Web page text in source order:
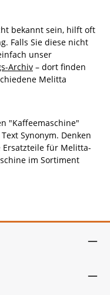
bekannt sein, hilft oft
Falls Sie diese nicht
unser
Archiv – dort finden
Melitta
"Kaffeemaschine"
Synonym. Denken
Ersatzteile für Melitta-
im Sortiment